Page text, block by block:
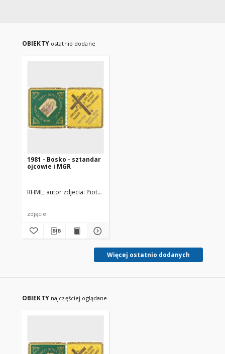
OBIEKTY ostatnio dodane
1981 - Bosko - sztandar
ojcowie i MGR
RHML autor zdjecia: Piotr Ruszkowski
zdjęcie
Więcej ostatnio dodanych
OBIEKTY najczęściej oglądane